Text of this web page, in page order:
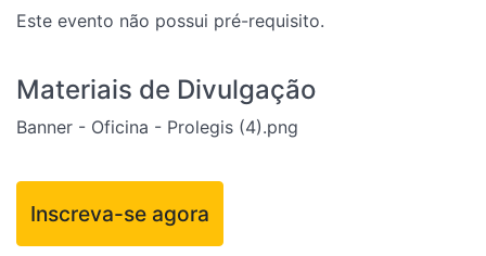
Este evento não possui pré-requisito.
Materiais de Divulgação
Banner - Oficina - Prolegis (4).png
Inscreva-se agora